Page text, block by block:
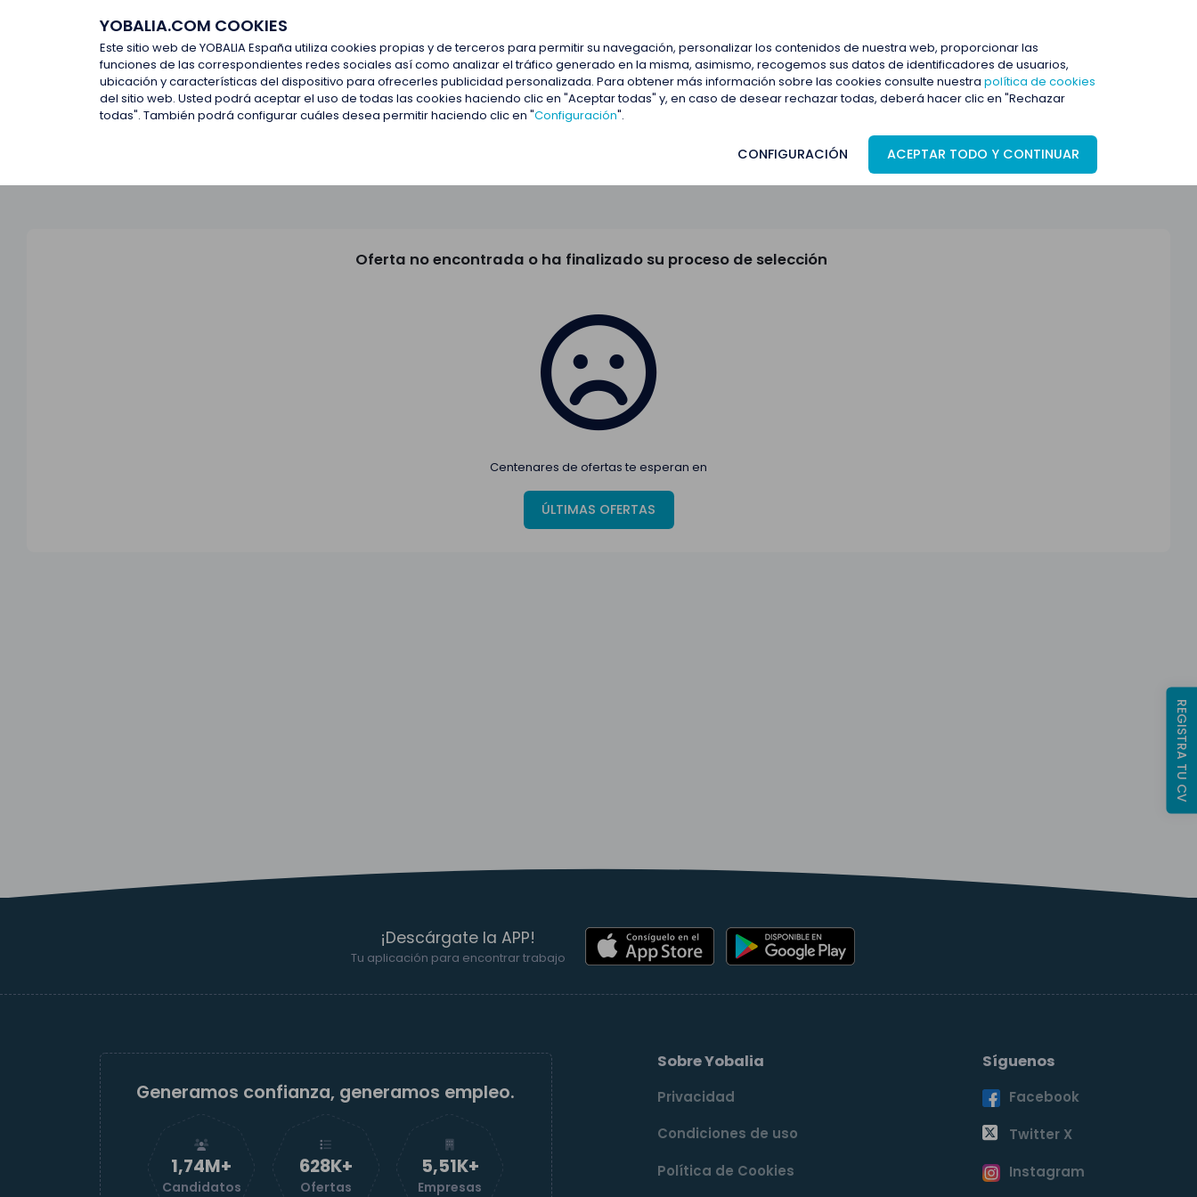
YOBALIA.COM COOKIES
Este sitio web de YOBALIA España utiliza cookies propias y de terceros para permitir su navegación, personalizar los contenidos de nuestra web, proporcionar las
funciones de las correspondientes redes sociales así como analizar el tráfico generado en la misma, asimismo, recogemos sus datos de identificadores de usuarios,
ubicación y características del dispositivo para ofrecerles publicidad personalizada. Para obtener más información sobre las cookies consulte nuestra política de cookies
del sitio web. Usted podrá aceptar el uso de todas las cookies haciendo clic en "Aceptar todas" y, en caso de desear rechazar todas, deberá hacer clic en "Rechazar
todas". También podrá configurar cuáles desea permitir haciendo clic en "Configuración".
CONFIGURACIÓN ACEPTAR TODO Y CONTINUAR
Últimas ofertas
Últimas ofertas
Oferta no encontrada o ha finalizado su proceso de selección
Centenares de ofertas te esperan en
ÚLTIMAS OFERTAS
¡Descárgate la APP!
Tu aplicación para encontrar trabajo
Generamos confianza, generamos empleo.
1,74M+
Candidatos
629K+
Ofertas
5,52K+
Empresas
Sobre Yobalia
Privacidad
Condiciones de uso
Política de Cookies
Síguenos
Facebook
Twitter X
Instagram
REGISTRA TU CV